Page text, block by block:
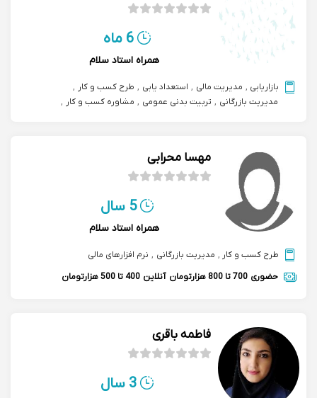
6 ماه
همراه استاد سلام
بازاریابی , مدیریت مالی , استعداد یابی , طرح کسب و کار ,
مدیریت بازرگانی , تربیت بدنی عمومی , مشاوره کسب و کار ,
مهسا محرابی
5 سال
همراه استاد سلام
طرح کسب و کار , مدیریت بازرگانی , نرم افزارهای مالی
حضوری 700 تا 800 هزارتومان آنلاین 400 تا 500 هزارتومان
فاطمه باقری
3 سال